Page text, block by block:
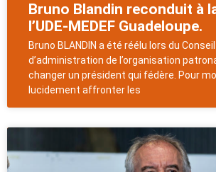
Bruno Blandin reconduit à
l’UDE-MEDEF Guadeloupe.
Bruno BLANDIN a été réélu lors du Conseil
d’administration de l’organisation
changer un président qui fédère. Pour
lucidement affronter les